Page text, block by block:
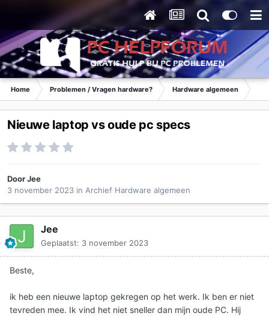
Home Problemen / Vragen hardware? Hardware algemeen
Nieuwe laptop vs oude pc specs
DoorJee
3 november 2023 in Archief Hardware algemeen
Jee
Geplaatst: 3 november 2023
Beste,
ik heb een nieuwe laptop gekregen op het werk. Ik ben er niet
tevreden mee. Ik vind het niet sneller dan mijn oude PC. Hij